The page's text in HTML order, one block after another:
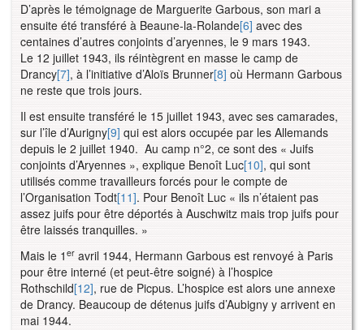
D’après le témoignage de Marguerite Garbous, son mari a
ensuite été transféré à Beaune-la-Rolande[6] avec des
centaines d’autres conjoints d’aryennes, le 9 mars 1943.
Le 12 juillet 1943, ils réintègrent en masse le camp de
Drancy[7], à l’initiative d’Aloïs Brunner[8] où Hermann Garbous
ne reste que trois jours.
Il est ensuite transféré le 15 juillet 1943, avec ses camarades,
sur l’île d’Aurigny[9] qui est alors occupée par les Allemands
depuis le 2 juillet 1940. Au camp n°2, ce sont des « Juifs
conjoints d’Aryennes », explique Benoît Luc[10], qui sont
utilisés comme travailleurs forcés pour le compte de
l’Organisation Todt[11]. Pour Benoît Luc « ils n’étaient pas
assez juifs pour être déportés à Auschwitz mais trop juifs pour
être laissés tranquilles. »
Mais le 1 er avril 1944, Hermann Garbous est renvoyé à Paris
pour être interné (et peut-être soigné) à l’hospice
Rothschild[12], rue de Picpus. L’hospice est alors une annexe
de Drancy. Beaucoup de détenus juifs d’Aubigny y arrivent en
mai 1944.